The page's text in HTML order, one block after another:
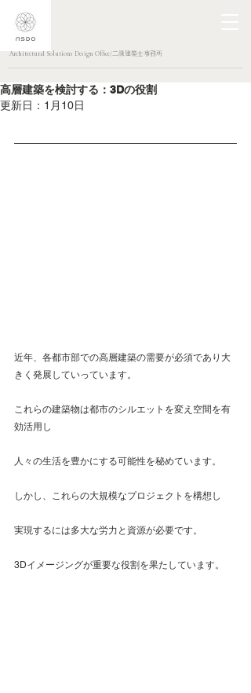
Architectural Solutions Design Office/二級建築士事務所
高層建築を検討する：3Dの役割
更新日： 1月10日
近年、各都市部での高層建築の需要が必須であり大
きく発展していっています。
これらの建築物は都市のシルエットを変え空間を有
効活用し
人々の生活を豊かにする可能性を秘めています。
しかし、これらの大規模なプロジェクトを構想し
実現するには多大な労力と資源が必要です。
3Dイメージングが重要な役割を果たしています。